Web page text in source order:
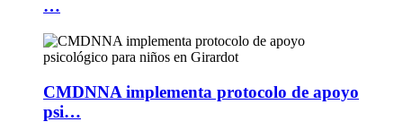
…
CMDNNA implementa protocolo de apoyo
psi…